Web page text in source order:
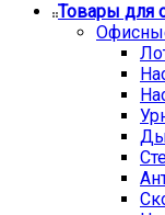
Товары для